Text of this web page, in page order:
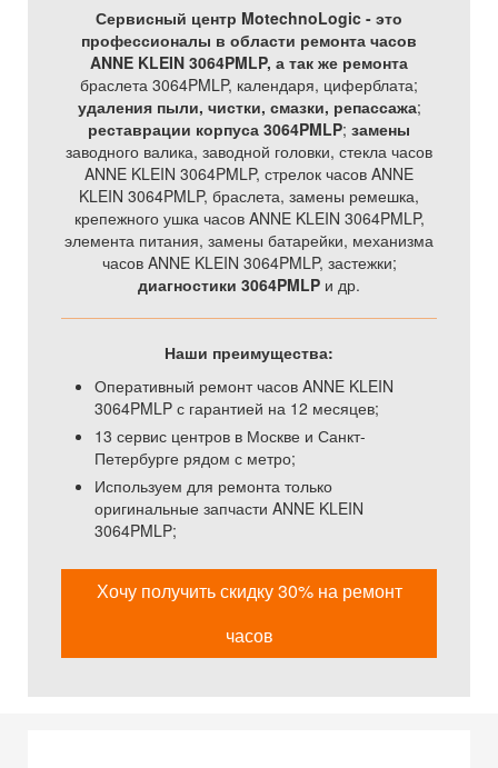
Сервисный центр MotechnoLogic - это
профессионалы в области ремонта часов
ANNE KLEIN 3064PMLP, а так же ремонта
браслета 3064PMLP, календаря, циферблата;
удаления пыли, чистки, смазки, репассажа;
реставрации корпуса 3064PMLP; замены
заводного валика, заводной головки, стекла часов
ANNE KLEIN 3064PMLP, стрелок часов ANNE
KLEIN 3064PMLP, браслета, замены ремешка,
крепежного ушка часов ANNE KLEIN 3064PMLP,
элемента питания, замены батарейки, механизма
часов ANNE KLEIN 3064PMLP, застежки;
диагностики 3064PMLP и др.
Наши преимущества:
Оперативный ремонт часов ANNE KLEIN
3064PMLP с гарантией на 12 месяцев;
13 сервис центров в Москве и Санкт-
Петербурге рядом с метро;
Используем для ремонта только
оригинальные запчасти ANNE KLEIN
3064PMLP;
Хочу получить скидку 30% на ремонт
часов